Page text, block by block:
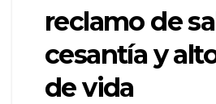
reclamo de
cesantía y
de vida